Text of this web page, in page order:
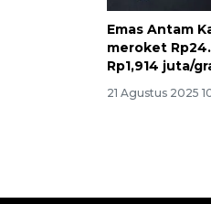
Emas Antam
meroket
Rp1,914 juta/
21 Agustus 2025